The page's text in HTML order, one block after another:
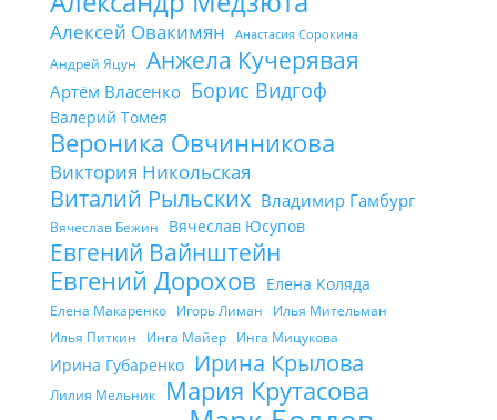
Алексей Овакимян Анастасия Сорокина
Андрей Яцун Анжела Кучерявая
Артём Власенко Борис Видгоф
Валерий Томея
Вероника Овчинникова
Виктория Никольская
Виталий Рыльских Владимир Гамбург
Вячеслав Бежин Вячеслав Юсупов
Евгений Вайнштейн
Евгений Дорохов Елена Коляда
Елена Макаренко Игорь Лиман
Илья Мительман
Илья Питкин
Инга Майер Инга Мицукова
Ирина Губаренко Ирина Крылова
Лилия Мельник Мария Крутасова